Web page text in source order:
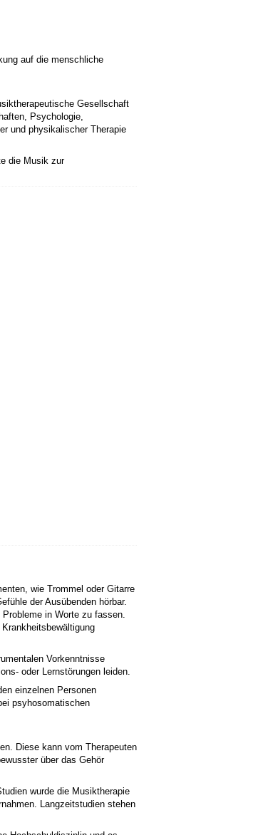
auf die menschliche
Gesellschaft
Psychologie,
und physikalischer Therapie
die Musik zur
wie Trommel oder Gitarre
der Ausübenden hörbar.
in Worte zu fassen.
Vorkenntnisse
oder Lernstörungen leiden.
einzelnen Personen
psyhosomatischen
Diese kann vom Therapeuten
über das Gehör
wurde die Musiktherapie
Langzeitstudien stehen